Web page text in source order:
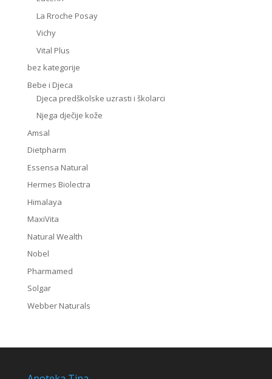
La Rroche Posay
Vichy
Vital Plus
bez kategorije
Bebe i Djeca
Djeca predškolske uzrasti i školarci
Njega dječije kože
Amsal
Dietpharm
Essensa Natural
Hermes Biolectra
Himalaya
MaxiVita
Natural Wealth
Nobel
Pharmamed
Solgar
Webber Naturals